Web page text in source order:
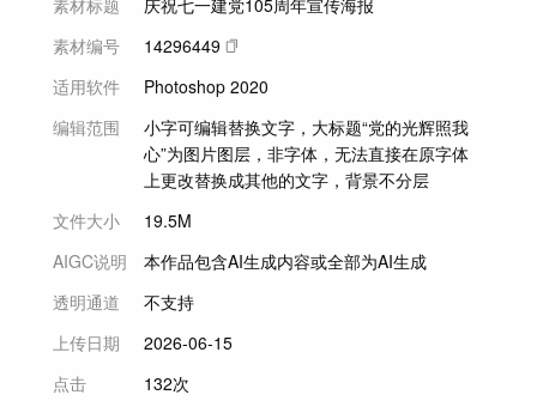
素材编号
14296449
适用软件
Photoshop 2020
编辑范围
小字可编辑替换文字，大标题“党的光辉照我
心”为图片图层，非字体，无法直接在原字体
上更改替换成其他的文字，背景不分层
文件大小
19.5M
AIGC说明
本作品包含AI生成内容或全部为AI生成
透明通道
不支持
上传日期
2026-06-15
点击
132次